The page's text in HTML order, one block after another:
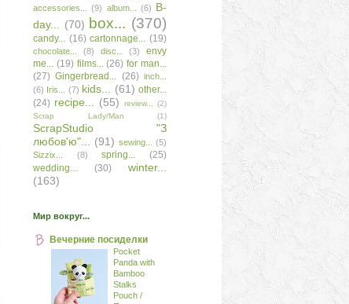
accessories...
(9) album... (6) B-
day...
(70) box... (370)
candy... (16) cartonnage... (19)
chocolate... (8) disc... (3)
envy
me... (19) films... (26) for man...
(27) Gingerbread... (26) inch...
(6) Iris... (7) kids... (61) other...
(24) recipe... (55) review...
(2)
Scrap Lady/Man
(1)
ScrapStudio "З
любов'ю"...
(91) sewing...
(5)
Sizzix...
(8) spring...
(25)
wedding...
(30)
winter...
(163)
Мир вокруг...
Вечерние посиделки
Pocket
Panda with
Bamboo
Stalks
Pouch /